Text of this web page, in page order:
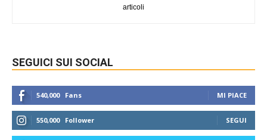
articoli
SEGUICI SUI SOCIAL
540,000 Fans MI PIACE
550,000 Follower SEGUI